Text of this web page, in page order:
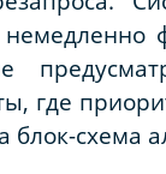
где
схема